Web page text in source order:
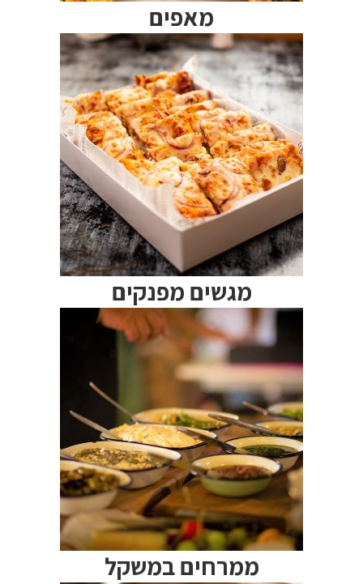
מאפים
מגשים מפנקים
ממרחים במשקל